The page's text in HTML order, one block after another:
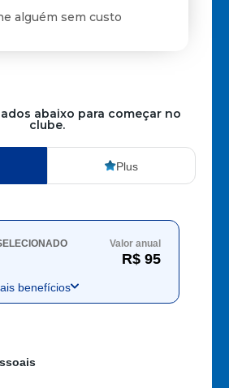
alguém sem custo
abaixo para começar no
clube.
Plus
Valor anual
R$ 95
benefícios